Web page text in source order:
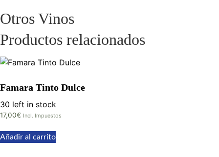
Otros Vinos
Productos relacionados
Famara Tinto Dulce
30 left in stock
17,00€ Incl. Impuestos
Añadir al carrito